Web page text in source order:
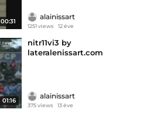
00:31
alainissart
1251 views 12 éve
01:16
nitr11vi3 by
lateralenissart.com
alainissart
375 views 13 éve